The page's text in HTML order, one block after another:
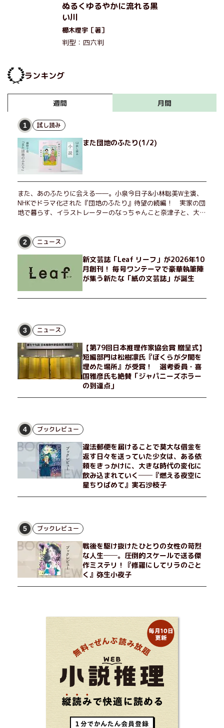
ぬるくゆるやかに流れる黒
い川
櫛木理宇［著］
判型：四六判
ランキング
週間 月間
1 試し読み
また団地のふたり(1/2)
また、あのふたりに会える――。小泉今日子&小林聡美W主演、
NHKでドラマ化された『団地のふたり』待望の続編！ 実家の団
地で暮らす、イラストレーターのなっちゃんこと奈津子と、大学
げたり、部屋でふたりだけの「台湾映画祭」を催したり。50代
独身、幼なじみの変わらぬ友情とささやかな幸せの日々を描く。
2 ニュース
新文芸誌「Leaf リーフ」が2026年10
月創刊！ 毎号ワンテーマで豪華執筆陣
が集う新たな「紙の文芸誌」が誕生
3 ニュース
【第79回日本推理作家協会賞 贈呈式】
短編部門は松樹凛氏『ぼくらが夕闇を
埋めた場所』が受賞！ 選考委員・喜
国雅彦氏も絶賛「ジャパニーズホラー
の到達点」
4 ブックレビュー
違法郵便を届けることで莫大な借金を
返す日々を送っていた少女は、ある依
頼をきっかけに、大きな時代の変化に
飲み込まれていく──『燃える夜空に
星ちりばめて』実石沙枝子
5 ブックレビュー
戦後を駆け抜けたひとりの女性の苛烈
な人生──。圧倒的スケールで送る傑
作ミステリ！『修羅にしてリラのごと
く』弥生小夜子